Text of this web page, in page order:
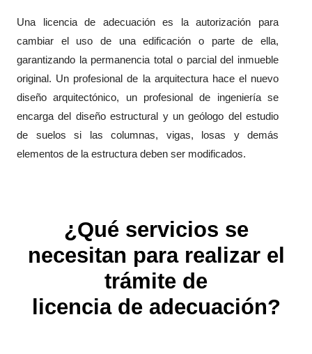
Una licencia de adecuación es la autorización para
cambiar el uso de una edificación o parte de ella,
garantizando la permanencia total o parcial del inmueble
original. Un profesional de la arquitectura hace el nuevo
diseño arquitectónico, un profesional de ingeniería se
encarga del diseño estructural y un geólogo del estudio
de suelos si las columnas, vigas, losas y demás
elementos de la estructura deben ser modificados.
¿Qué servicios se
necesitan para realizar el
trámite de
licencia de adecuación?